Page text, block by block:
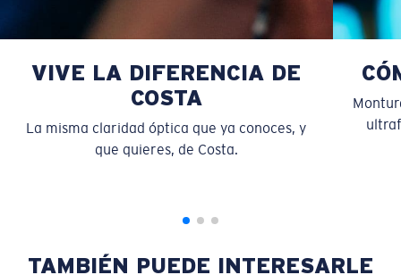
S M
Es posible que necesite una montura
VIVE LA DIFERENCIA DE
COSTA
La misma claridad óptica que ya conoces, y
que quieres, de Costa.
TAMBIÉN PUEDE INTERESARLE